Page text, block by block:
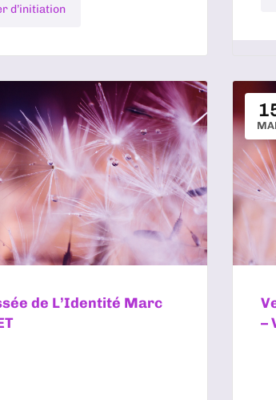
d’initiation
de L’Identité Marc
–